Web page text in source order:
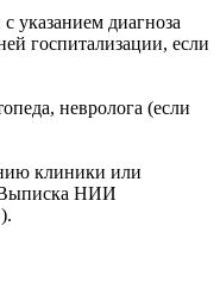
указанием диагноза
госпитализации, если
невролога (если
клиники или
НИИ